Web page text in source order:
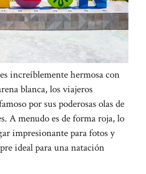
increíblemente hermosa con
blanca, los viajeros
por sus poderosas olas de
A menudo es de forma roja, lo
impresionante para fotos y
ideal para una natación